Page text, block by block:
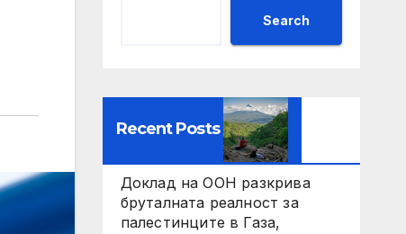
Search
Recent Posts
Доклад на ООН разкрива
бруталната реалност за
палестинците в Газа,